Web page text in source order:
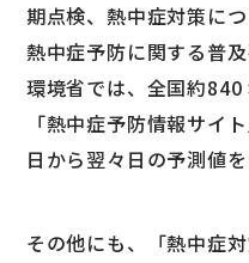
期点検、熱中症対策に
熱中症予防に関する普
環境省では、全国約840
「熱中症予防情報サイ
日から翌々日の予測値
その他にも、「熱中症